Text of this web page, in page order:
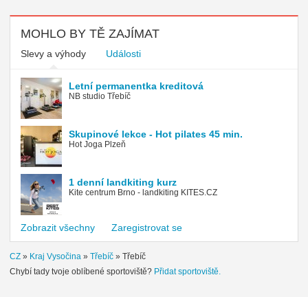
MOHLO BY TĚ ZAJÍMAT
Slevy a výhody Události
Letní permanentka kreditová
NB studio Třebíč
Skupinové lekce - Hot pilates 45 min.
Hot Joga Plzeň
1 denní landkiting kurz
Kite centrum Brno - landkiting KITES.CZ
Zobrazit všechny Zaregistrovat se
CZ » Kraj Vysočina » Třebíč » Třebíč
Chybí tady tvoje oblíbené sportoviště? Přidat sportoviště.